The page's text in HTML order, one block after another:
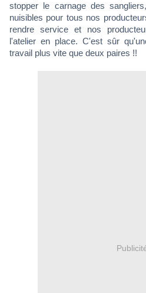
stopper le carnage des
nuisibles pour tous nos
rendre service et nos
l'atelier en place. C'est sûr
travail plus vite que deux paires !!